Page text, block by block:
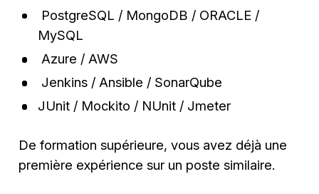
PostgreSQL / MongoDB / ORACLE /
MySQL
Azure / AWS
Jenkins / Ansible / SonarQube
JUnit / Mockito / NUnit / Jmeter
De formation supérieure, vous avez déjà une
première expérience sur un poste similaire.